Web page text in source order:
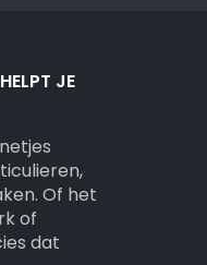
JE
Of het
of
dat